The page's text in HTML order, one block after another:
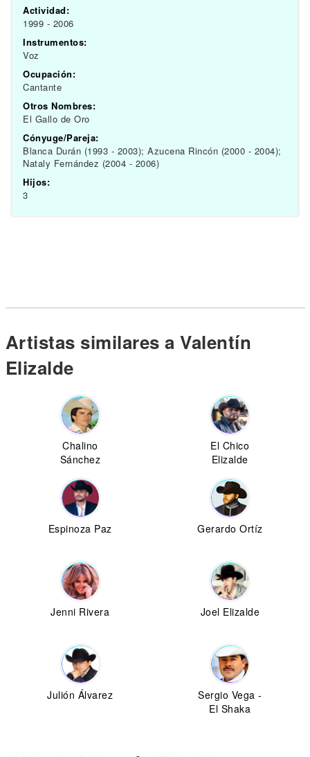
Actividad:
1999 - 2006
Instrumentos:
Voz
Ocupación:
Cantante
Otros Nombres:
El Gallo de Oro
Cónyuge/Pareja:
Blanca Durán (1993 - 2003); Azucena Rincón (2000 - 2004);
Nataly Fernández (2004 - 2006)
Hijos:
3
Artistas similares a Valentín
Elizalde
Chalino
Sánchez
El Chico
Elizalde
Espinoza Paz Gerardo Ortíz
Jenni Rivera Joel Elizalde
Julión Álvarez
Sergio Vega -
El Shaka